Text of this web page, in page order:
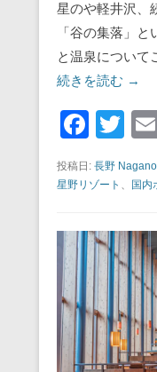
星のや軽井沢、
「谷の集落」
と温泉について
続きを読む →
F
a
c
b
o
o
k
T
tt
投稿日: 長野 Nagano
星野リゾート
国内